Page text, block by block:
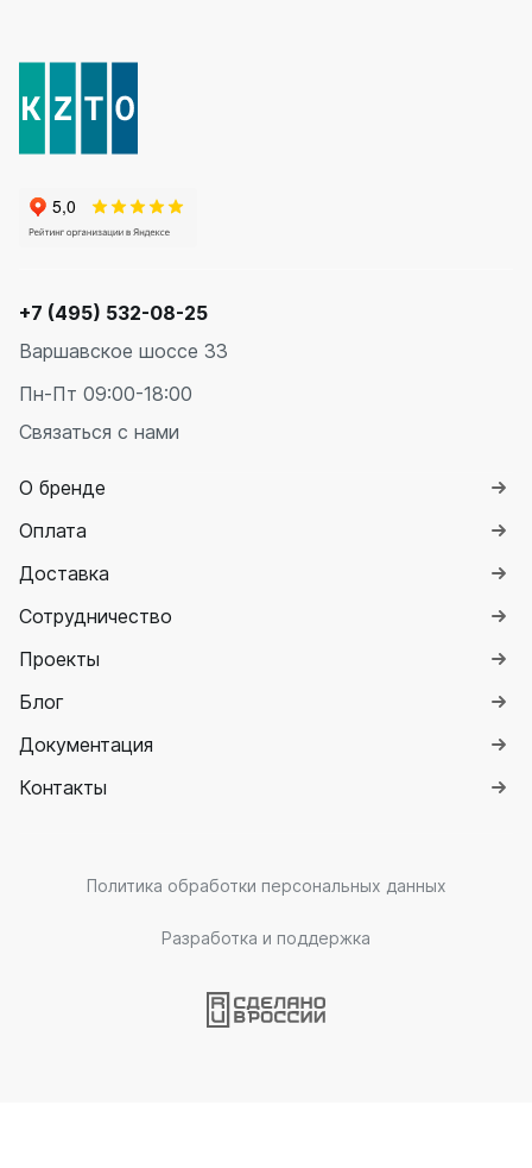
+7 (495) 532-08-25
Варшавское шоссе 33
Пн-Пт 09:00-18:00
Связаться с нами
О бренде
Оплата
Доставка
Сотрудничество
Проекты
Блог
Документация
Контакты
Политика обработки персональных данных
Разработка и поддержка